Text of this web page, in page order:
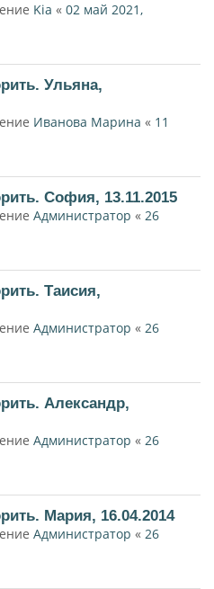
Kia « 02 май 2021,
Ульяна,
Иванова Марина « 11
София, 13.11.2015
Администратор « 26
Таисия,
Администратор « 26
Александр,
Администратор « 26
Мария, 16.04.2014
Администратор « 26